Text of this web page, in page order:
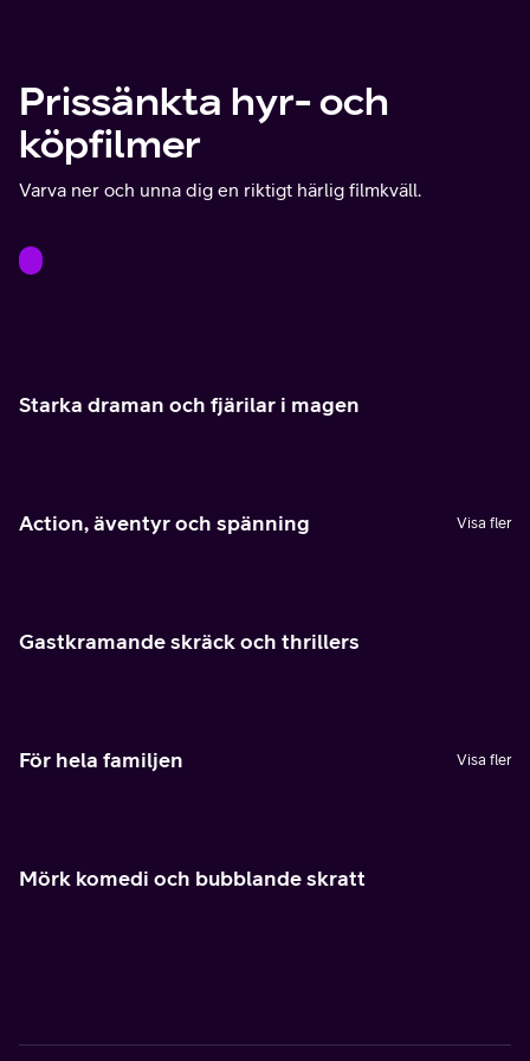
Prissänkta hyr- och
köpfilmer
Varva ner och unna dig en riktigt härlig filmkväll.
Starka draman och fjärilar i magen
Action, äventyr och spänning Visa fler
Gastkramande skräck och thrillers
För hela familjen Visa fler
Mörk komedi och bubblande skratt